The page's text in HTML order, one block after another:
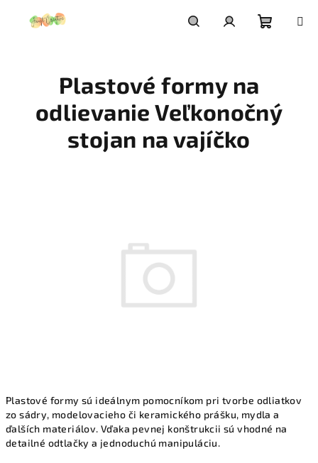
Plastové formy sú ideálnym pomocníkom pri tvorbe odliatkov
zo sádry, modelovacieho či keramického prášku, mydla a
ďalších materiálov. Vďaka pevnej konštrukcii sú vhodné na
detailné odtlačky a jednoduchú manipuláciu.
Plastové formy na
odlievanie Veľkonočný
stojan na vajíčko